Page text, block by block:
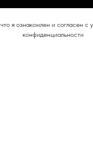
я ознакомлен и согласен с
конфиденциальности